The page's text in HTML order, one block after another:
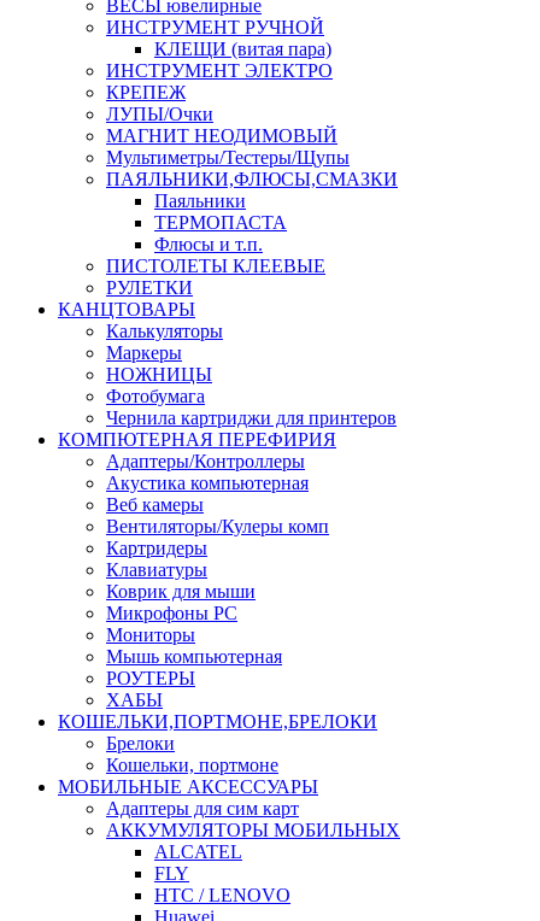
ВЕСЫ ювелирные
ИНСТРУМЕНТ РУЧНОЙ
КЛЕЩИ (витая пара)
ИНСТРУМЕНТ ЭЛЕКТРО
КРЕПЕЖ
ЛУПЫ/Очки
МАГНИТ НЕОДИМОВЫЙ
Мультиметры/Тестеры/Щупы
ПАЯЛЬНИКИ,ФЛЮСЫ,СМАЗКИ
Паяльники
ТЕРМОПАСТА
Флюсы и т.п.
ПИСТОЛЕТЫ КЛЕЕВЫЕ
РУЛЕТКИ
КАНЦТОВАРЫ
Калькуляторы
Маркеры
НОЖНИЦЫ
Фотобумага
Чернила картриджи для принтеров
КОМПЮТЕРНАЯ ПЕРЕФИРИЯ
Адаптеры/Контроллеры
Акустика компьютерная
Веб камеры
Вентиляторы/Кулеры комп
Картридеры
Клавиатуры
Коврик для мыши
Микрофоны PC
Мониторы
Мышь компьютерная
РОУТЕРЫ
ХАБЫ
КОШЕЛЬКИ,ПОРТМОНЕ,БРЕЛОКИ
Брелоки
Кошельки, портмоне
МОБИЛЬНЫЕ АКСЕССУАРЫ
Адаптеры для сим карт
АККУМУЛЯТОРЫ МОБИЛЬНЫХ
ALCATEL
FLY
HTC / LENOVO
Huawei